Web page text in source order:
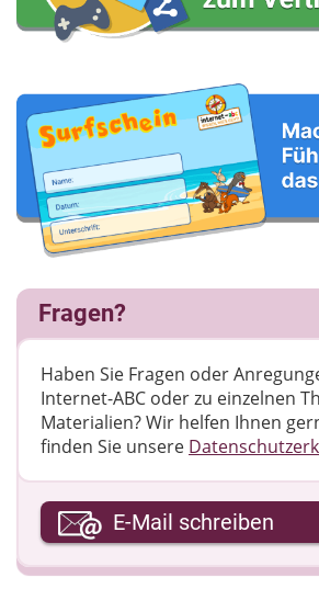
Fragen?
Haben Sie Fragen oder
Internet-ABC oder zu einzelnen
Materialien? Wir helfen Ihnen
finden Sie unsere
Ihre E-Mail-Adresse
E-Mail schreiben